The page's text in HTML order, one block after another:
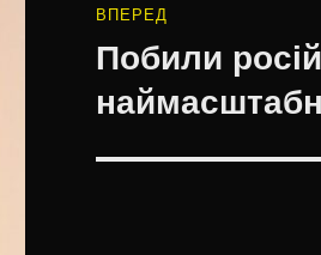
ВПЕРЕД
Наступний
запис:
Побили